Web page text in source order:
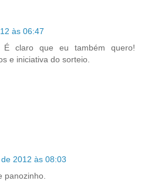
às 06:47
claro que eu também quero!
e iniciativa do sorteio.
2012 às 08:03
panozinho.